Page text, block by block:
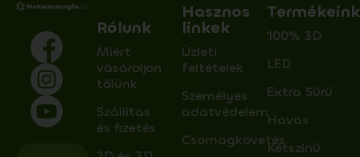
Rólunk
Miért
vásároljon
tőlünk
Szállítas
és fizetés
Hasznos
linkek
Üzleti
feltételek
Személyes
adatvédelem
Csomagkövetés
100% 3D
LED
Extra Sűrű
Havas
Kétszínű